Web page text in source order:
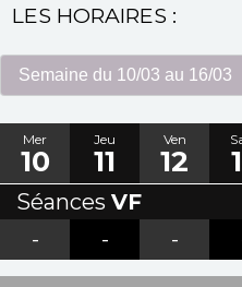
LES HORAIRES :
Mer
10
Jeu
11
Ven
12
Séances VF
-
- -